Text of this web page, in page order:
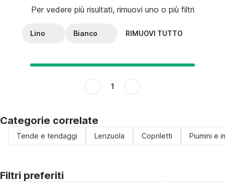
Per vedere più risultati, rimuovi uno o più filtri
Lino Bianco RIMUOVI TUTTO
1
Categorie correlate
Tende e tendaggi Lenzuola Copriletti Piumini e
Filtri preferiti